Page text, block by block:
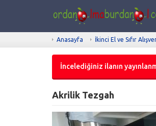
Anasayfa İkinci El ve Sıfır
İncelediğiniz ilanın
Akrilik Tezgah